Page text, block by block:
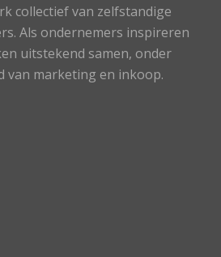
collectief van zelfstandige
Als ondernemers inspireren
uitstekend samen, onder
van marketing en inkoop.